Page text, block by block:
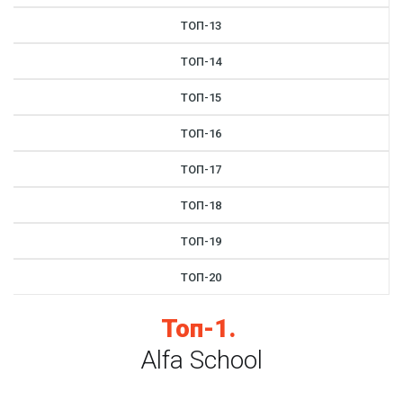
ТОП-13
ТОП-14
ТОП-15
ТОП-16
ТОП-17
ТОП-18
ТОП-19
ТОП-20
Топ-1.
Alfa School